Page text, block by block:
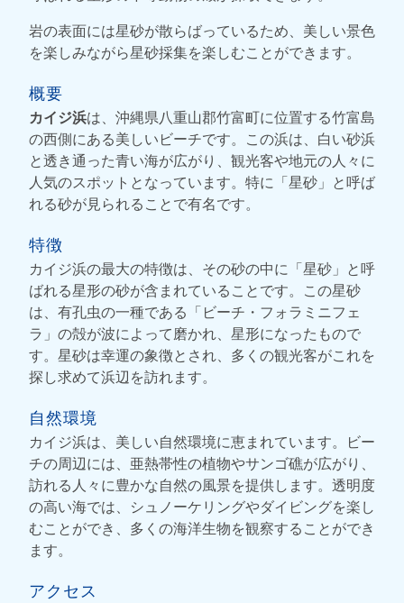
岩の表面には星砂が散らばっているため、美しい景色
を楽しみながら星砂採集を楽しむことができます。
概要
カイジ浜は、沖縄県八重山郡竹富町に位置する竹富島
の西側にある美しいビーチです。この浜は、白い砂浜
と透き通った青い海が広がり、観光客や地元の人々に
人気のスポットとなっています。特に「星砂」と呼ば
れる砂が見られることで有名です。
特徴
カイジ浜の最大の特徴は、その砂の中に「星砂」と呼
ばれる星形の砂が含まれていることです。この星砂
は、有孔虫の一種である「ビーチ・フォラミニフェ
ラ」の殻が波によって磨かれ、星形になったもので
す。星砂は幸運の象徴とされ、多くの観光客がこれを
探し求めて浜辺を訪れます。
自然環境
カイジ浜は、美しい自然環境に恵まれています。ビー
チの周辺には、亜熱帯性の植物やサンゴ礁が広がり、
訪れる人々に豊かな自然の風景を提供します。透明度
の高い海では、シュノーケリングやダイビングを楽し
むことができ、多くの海洋生物を観察することができ
ます。
アクセス